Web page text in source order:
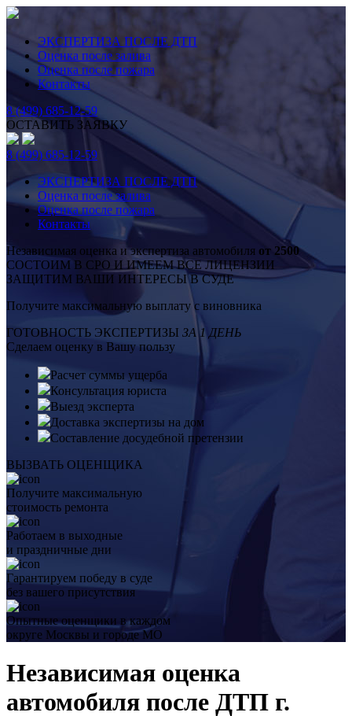
ЭКСПЕРТИЗА ПОСЛЕ ДТП
Оценка после залива
Оценка после пожара
Контакты
8 (499) 685-12-59
ОСТАВИТЬ ЗАЯВКУ
8 (499) 685-12-59
ЭКСПЕРТИЗА ПОСЛЕ ДТП
Оценка после залива
Оценка после пожара
Контакты
Независимая оценка и экспертиза автомобиля от 2500
СОСТОИМ В СРО И ИМЕЕМ ВСЕ ЛИЦЕНЗИИ
ЗАЩИТИМ ВАШИ ИНТЕРЕСЫ В СУДЕ
Получите максимальную выплату с виновника
ГОТОВНОСТЬ ЭКСПЕРТИЗЫ ЗА 1 ДЕНЬ
Сделаем оценку в Вашу пользу
Расчет суммы ущерба
Консультация юриста
Выезд эксперта
Доставка экспертизы на дом
Составление досудебной претензии
ВЫЗВАТЬ ОЦЕНЩИКА
Получите максимальную
стоимость ремонта
Работаем в выходные
и праздничные дни
Гарантируем победу в суде
без вашего присутствия
Опытные оценщики в каждом
округе Москвы и городе МО
Независимая оценка
автомобиля после ДТП г.